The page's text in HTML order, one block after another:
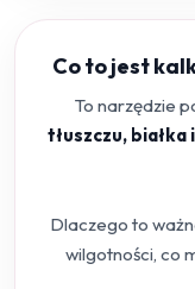
Co to jest
To narzędzie
tłuszczu,
Dlaczego to
wilgotności, co